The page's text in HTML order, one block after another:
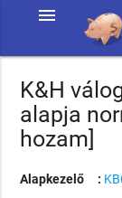
menu
K&H
alapja
hozam]
Alapkezelő :